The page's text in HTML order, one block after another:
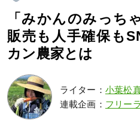
「みかんのみっち
販売も人手確保も
カン農家とは
ライター： 小葉松
連載企画： フリー